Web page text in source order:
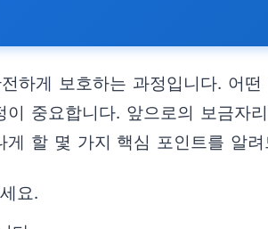
하게 보호하는 과정입니다. 어
중요합니다. 앞으로의 보금자
할 몇 가지 핵심 포인트를 알려
요.